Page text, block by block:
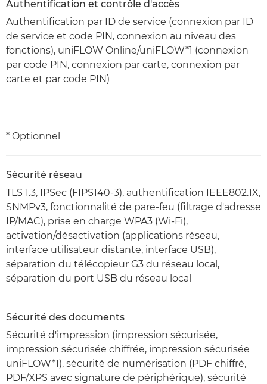
Authentification et contrôle d'accès
Authentification par ID de service (connexion par ID
de service et code PIN, connexion au niveau des
fonctions), uniFLOW Online/uniFLOW*1 (connexion
par code PIN, connexion par carte, connexion par
carte et par code PIN)
* Optionnel
Sécurité réseau
TLS 1.3, IPSec (FIPS140-3), authentification IEEE802.1X,
SNMPv3, fonctionnalité de pare-feu (filtrage d'adresse
IP/MAC), prise en charge WPA3 (Wi-Fi),
activation/désactivation (applications réseau,
interface utilisateur distante, interface USB),
séparation du télécopieur G3 du réseau local,
séparation du port USB du réseau local
Sécurité des documents
Sécurité d'impression (impression sécurisée,
impression sécurisée chiffrée, impression sécurisée
uniFLOW*1), sécurité de numérisation (PDF chiffré,
PDF/XPS avec signature de périphérique), sécurité